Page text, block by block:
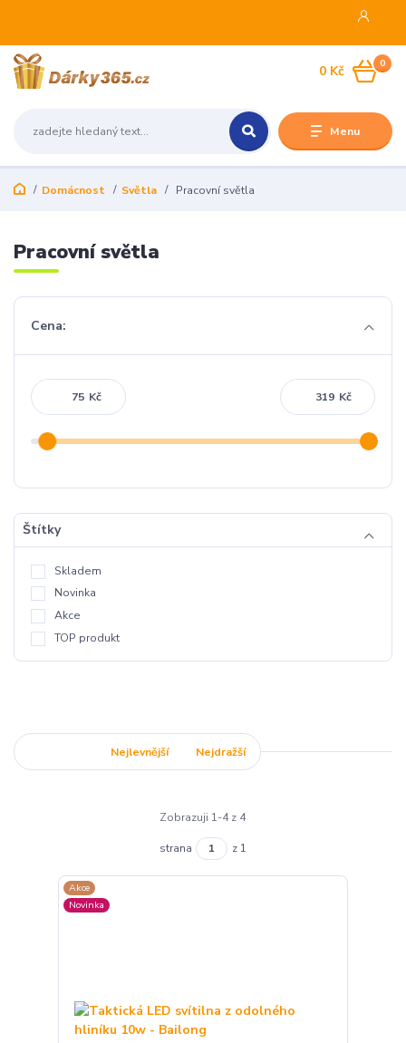
Menu
0
0 Kč
Domácnost Světla Pracovní světla
Pracovní světla
Cena:
Kč Kč
Štítky
Skladem
Novinka
Akce
TOP produkt
Nejlevnější Nejdražší
Zobrazuji 1-4 z 4
strana z 1
Akce
Novinka